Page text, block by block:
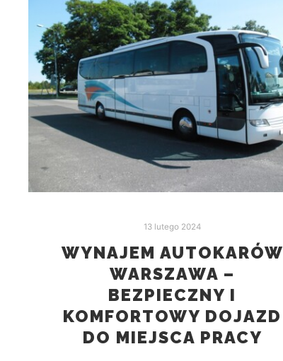
13 lutego 2024
WYNAJEM AUTOKARÓW
WARSZAWA –
BEZPIECZNY I
KOMFORTOWY DOJAZD
DO MIEJSCA PRACY